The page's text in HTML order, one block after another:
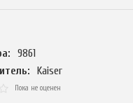
9861
Kaiser
Пока не оценен